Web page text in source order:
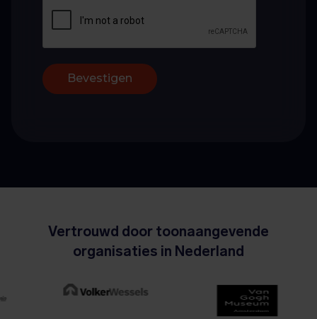
Bevestigen
Vertrouwd door toonaangevende
organisaties in Nederland